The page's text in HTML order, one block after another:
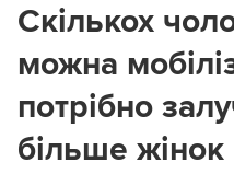
Скількох
можна
потрібно
більше жінок